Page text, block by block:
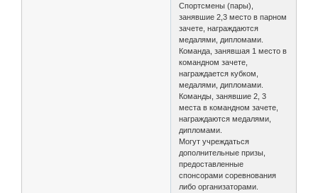
Спортсмены (пары),
занявшие 2,3 место в парном
зачете, награждаются
медалями, дипломами.
Команда, занявшая 1 место в
командном зачете,
награждается кубком,
медалями, дипломами.
Команды, занявшие 2, 3
места в командном зачете,
награждаются медалями,
дипломами.
Могут учреждаться
дополнительные призы,
предоставленные
спонсорами соревнования
либо организаторами.